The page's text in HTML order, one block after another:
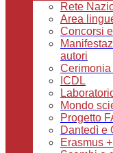
Rete
Area
Concorsi
autori
ICDL
Mondo
Progetto
Dantedì e
Erasmus